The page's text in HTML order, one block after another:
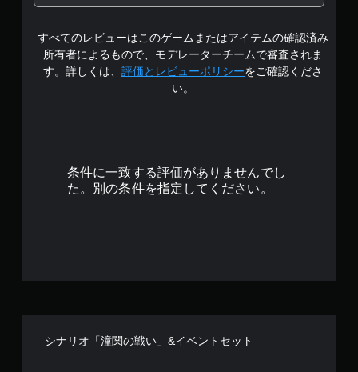
中
の
4
すべてのレビューはこのゲームまたはアイテムの確認済み
所有者によるもので、モデレーターチームで審査されま
す。詳しくは、 評価とレビューポリシーをご確認くださ
い。
条件に一致する評価がありませんでし
た。別の条件を指定してください。
シナリオ「潼関の戦い」&イベントセット